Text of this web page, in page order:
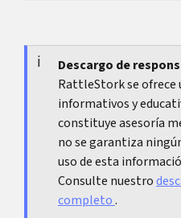
sigue siendo
adolescencia ayuda a
forma segura.
Descargo de
RattleStork se ofrece
informativos y
constituye asesoría
no se garantiza
uso de esta
Consulte nuestro
completo.